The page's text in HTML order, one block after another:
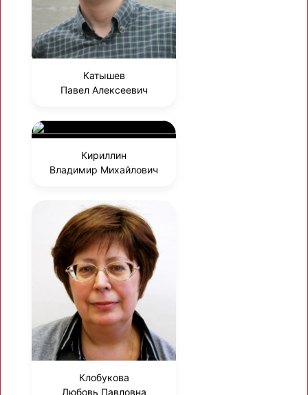
Катышев
Павел Алексеевич
Кириллин
Владимир Михайлович
Клобукова
Любовь Павловна